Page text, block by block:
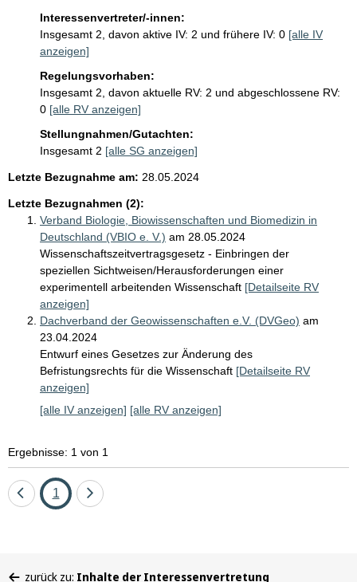
Interessenvertreter/-innen:
Insgesamt 2, davon aktive IV: 2 und frühere IV: 0 [alle IV
anzeigen]
Regelungsvorhaben:
Insgesamt 2, davon aktuelle RV: 2 und abgeschlossene RV:
0 [alle RV anzeigen]
Stellungnahmen/Gutachten:
Insgesamt 2 [alle SG anzeigen]
Letzte Bezugnahme am: 28.05.2024
Letzte Bezugnahmen (2):
Verband Biologie, Biowissenschaften und Biomedizin in
Deutschland (VBIO e. V.) am 28.05.2024
Wissenschaftszeitvertragsgesetz - Einbringen der
speziellen Sichtweisen/Herausforderungen einer
experimentell arbeitenden Wissenschaft [Detailseite RV
anzeigen]
Dachverband der Geowissenschaften e.V. (DVGeo) am
23.04.2024
Entwurf eines Gesetzes zur Änderung des
Befristungsrechts für die Wissenschaft [Detailseite RV
anzeigen]
[alle IV anzeigen] [alle RV anzeigen]
Ergebnisse: 1 von 1
EineSeite
1
Eine
zurück zu: Inhalte der Interessenvertretung